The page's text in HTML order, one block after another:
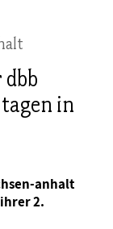
in
anhalt
2.